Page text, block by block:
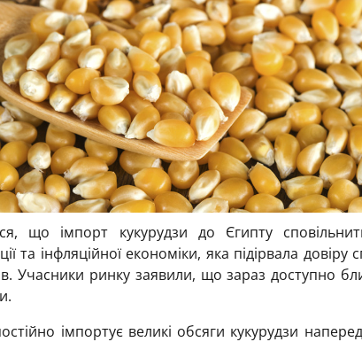
що імпорт кукурудзи до Єгипту
та інфляційної економіки, яка підірвала
Учасники ринку заявили, що зараз доступно
імпортує великі обсяги кукурудзи